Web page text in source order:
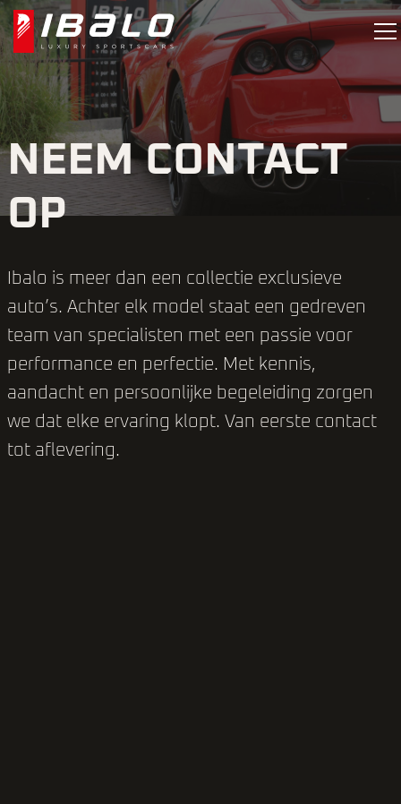
NEEM CONTACT
OP
Ibalo is meer dan een collectie exclusieve
auto’s. Achter elk model staat een gedreven
team van specialisten met een passie voor
performance en perfectie. Met kennis,
aandacht en persoonlijke begeleiding zorgen
we dat elke ervaring klopt. Van eerste contact
tot aflevering.